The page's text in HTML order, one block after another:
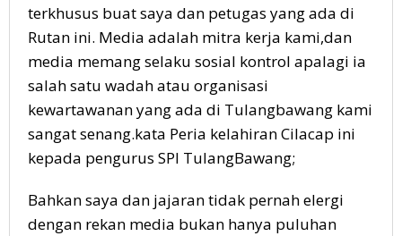
terkhusus buat saya dan petugas yang ada di
Rutan ini. Media adalah mitra kerja kami,dan
media memang selaku sosial kontrol apalagi ia
salah satu wadah atau organisasi
kewartawanan yang ada di Tulangbawang kami
sangat senang.kata Peria kelahiran Cilacap ini
kepada pengurus SPI TulangBawang;
Bahkan saya dan jajaran tidak pernah elergi
dengan rekan media bukan hanya puluhan